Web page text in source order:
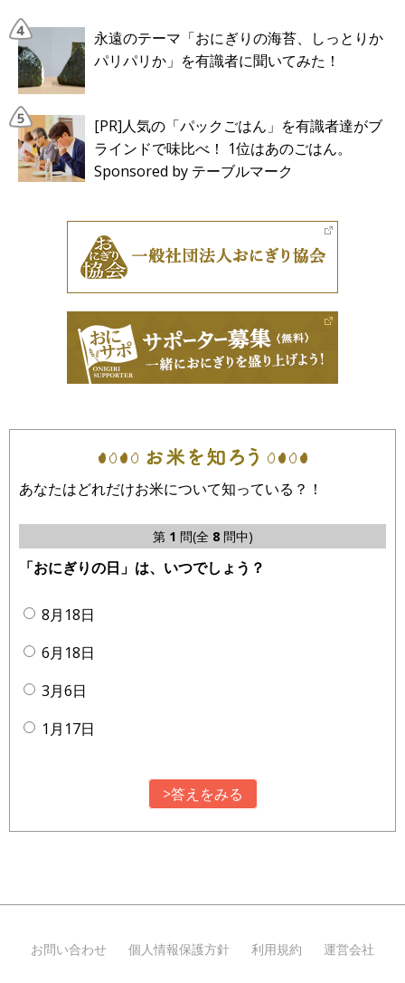
永遠のテーマ「おにぎりの海苔、しっとりか
パリパリか」を有識者に聞いてみた！
[PR]人気の「パックごはん」を有識者達がブ
ラインドで味比べ！ 1位はあのごはん。
Sponsored by テーブルマーク
あなたはどれだけお米について知っている？！
第 1 問(全 8問中)
「おにぎりの日」は、いつでしょう？
8月18日
6月18日
3月6日
1月17日
>答えをみる
お問い合わせ 個人情報保護方針 利用規約 運営会社